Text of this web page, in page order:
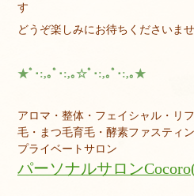
す
どうぞ楽しみにお待ちくださいませ
★ﾟ･:,｡ﾟ･:,｡☆ﾟ･:,｡ﾟ･:,｡★
アロマ・整体・フェイシャル・リ
毛・まつ毛育毛・酵素ファスティ
プライベートサロン
パーソナルサロン